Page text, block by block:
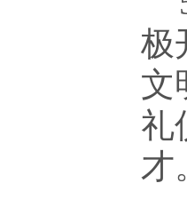
极
文
礼
才